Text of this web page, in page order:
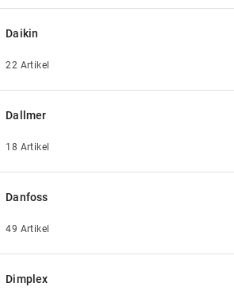
Daikin
22 Artikel
Dallmer
18 Artikel
Danfoss
49 Artikel
Dimplex